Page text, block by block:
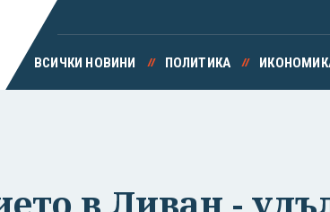
ВСИЧКИ НОВИНИ ПОЛИТИКА